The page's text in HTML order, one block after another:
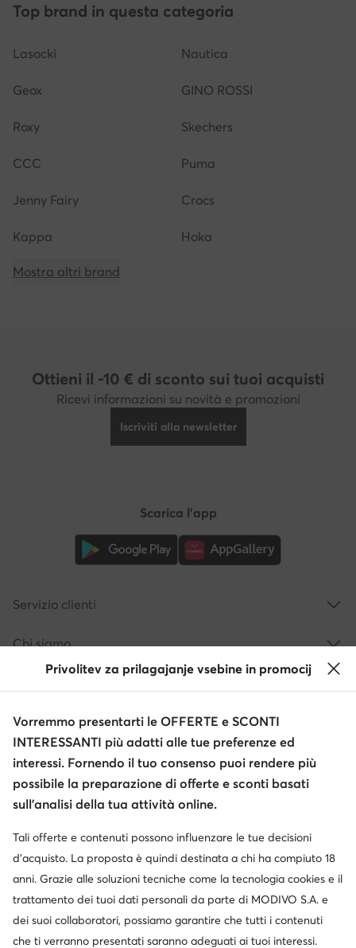
Top brand in questa categoria
Lasocki Nautica
Geox GINO ROSSI
Roxy Skechers
CCC Puma
Jenny Fairy Crocs
Kappa Hoka
Mostra altri brand
Ottieni il -10 € di sconto sui tuoi acquisti
Ricevi informazioni su novità e promozioni
Iscriviti alla newsletter
Cambia paese: Italia (IT)
Scarica l'app
Servizio clienti
Chi siamo
© escarpe.it 2026
Modifica impostazioni
Privolitev za prilagajanje vsebine in promocij
Vorremmo presentarti le OFFERTE e SCONTI
INTERESSANTI più adatti alle tue preferenze ed
interessi. Fornendo il tuo consenso puoi rendere più
possibile la preparazione di offerte e sconti basati
sull’analisi della tua attività online.
Tali offerte e contenuti possono influenzare le tue decisioni
d’acquisto. La proposta è quindi destinata a chi ha compiuto 18
anni. Grazie alle soluzioni tecniche come la tecnologia cookies e il
trattamento dei tuoi dati personali da parte di MODIVO S.A. e
dei suoi collaboratori, possiamo garantire che tutti i contenuti
che ti verranno presentati saranno adeguati ai tuoi interessi.